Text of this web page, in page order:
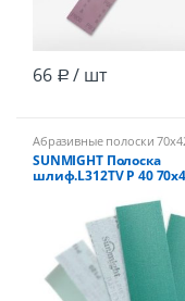
66 Р / шт
Абразивные полоски
SUNMIGHT Полоска
шлиф.L312TV Р 40